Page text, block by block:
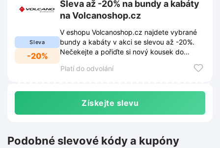
Sleva
-20%
Sleva až -20% na bundy a kabáty
na Volcanoshop.cz
V eshopu Volcanoshop.cz najdete vybrané
bundy a kabáty v akci se slevou až -20%.
Nečekejte a pořiďte si nový kousek do
Platí do odvolání
Získejte slevu
Podobné slevové kódy a kupóny